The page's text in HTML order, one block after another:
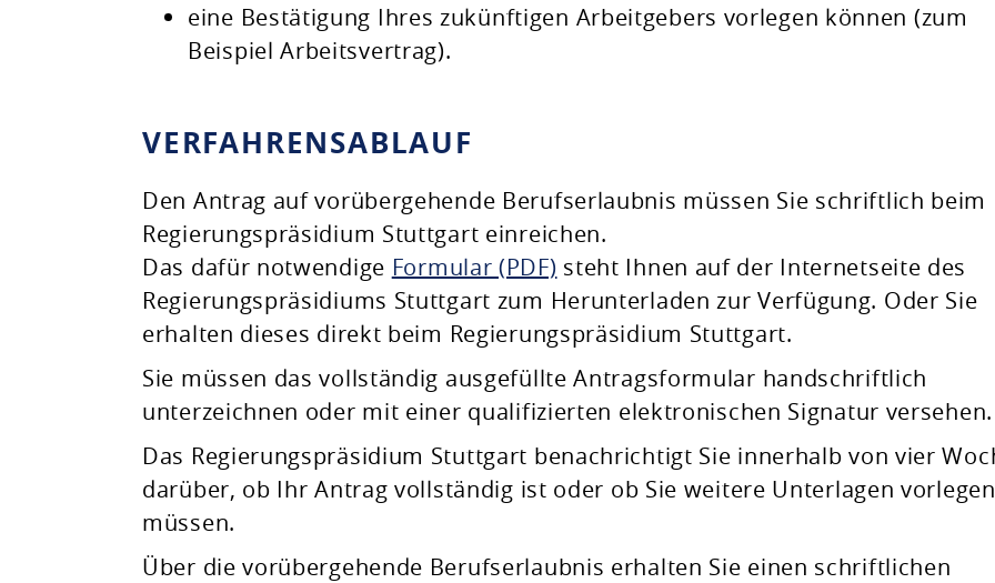
eine Bestätigung Ihres zukünftigen Arbeitgebers vorlegen können (zum
Beispiel Arbeitsvertrag).
VERFAHRENSABLAUF
Den Antrag auf vorübergehende Berufserlaubnis müssen Sie schriftlich beim
Regierungspräsidium Stuttgart einreichen.
Das dafür notwendige Formular (PDF) steht Ihnen auf der Internetseite des
Regierungspräsidiums Stuttgart zum Herunterladen zur Verfügung. Oder Sie
erhalten dieses direkt beim Regierungspräsidium Stuttgart.
Sie müssen das vollständig ausgefüllte Antragsformular handschriftlich
unterzeichnen oder mit einer qualifizierten elektronischen Signatur versehen.
Das Regierungspräsidium Stuttgart benachrichtigt Sie innerhalb von vier
darüber, ob Ihr Antrag vollständig ist oder ob Sie weitere Unterlagen vorlegen
müssen.
Über die vorübergehende Berufserlaubnis erhalten Sie einen schriftlichen